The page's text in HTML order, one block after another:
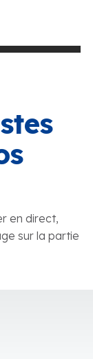
en direct,
sur la partie